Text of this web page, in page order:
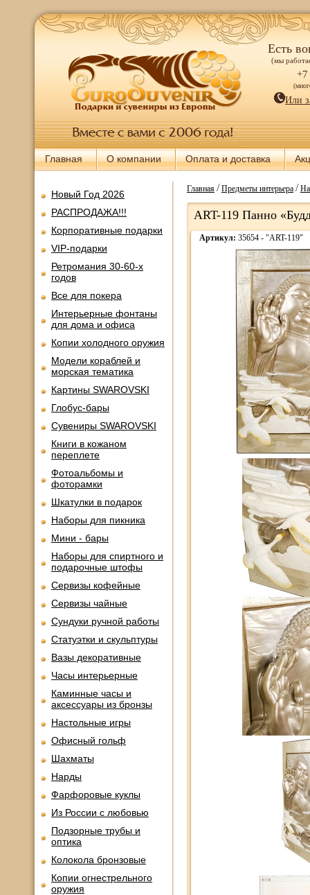
Есть
(мы
+7
Или
Главная О компании Оплата и доставка
Новый Год 2026
РАСПРОДАЖА!!!
Корпоративные подарки
VIP-подарки
Ретромания 30-60-х
годов
Все для покера
Интерьерные фонтаны
для дома и офиса
Копии холодного оружия
Модели кораблей и
морская тематика
Картины SWAROVSKI
Глобус-бары
Сувениры SWAROVSKI
Книги в кожаном
переплете
Фотоальбомы и
фоторамки
Шкатулки в подарок
Наборы для пикника
Мини - бары
Наборы для спиртного и
подарочные штофы
Сервизы кофейные
Сервизы чайные
Сундуки ручной работы
Статуэтки и скульптуры
Вазы декоративные
Часы интерьерные
Каминные часы и
аксессуары из бронзы
Настольные игры
Офисный гольф
Шахматы
Нарды
Фарфоровые куклы
Из России с любовью
Подзорные трубы и
оптика
Колокола бронзовые
Копии огнестрельного
оружия
Главная/Предметы интерьера/
ART-119 Панно
Артикул: 35654 - "ART-119"